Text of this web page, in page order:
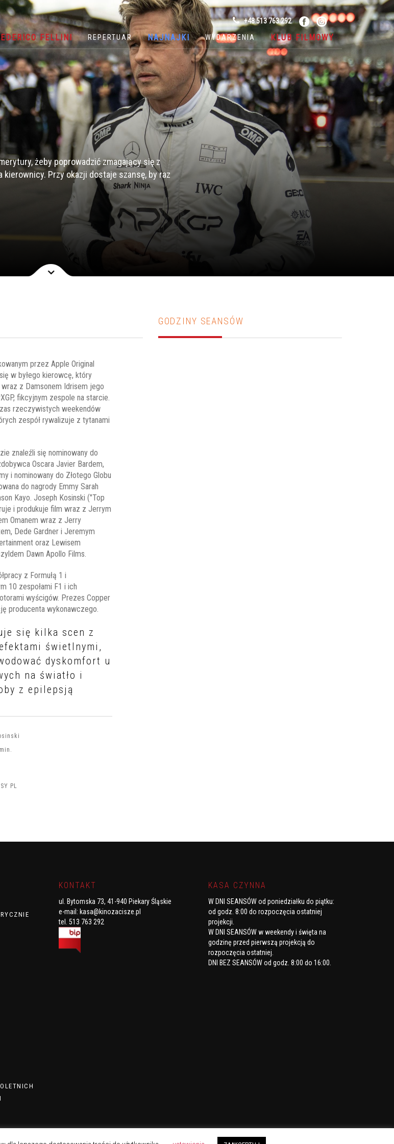
+48 513 763 292
FELLINI REPERTUAR NAJNAJKI WYDARZENIA KLUB FILMOWY
żeby poprowadzić zmagający się z
kierownicy. Przy okazji dostaje szansę, by raz
przez Apple Original
w byłego kierowcę, który
z Damsonem Idrisem jego
fikcyjnym zespole na starcie.
rzeczywistych weekendów
zespół rywalizuje z tytanami
znaleźli się nominowany do
Oscara Javier Bardem,
i nominowany do Złotego Globu
do nagrody Emmy Sarah
Kayo. Joseph Kosinski ("Top
i produkuje film wraz z Jerrym
Omanem wraz z Jerry
Dede Gardner i Jeremym
oraz Lewisem
Dawn Apollo Films.
z Formułą 1 i
10 zespołami F1 i ich
wyścigów. Prezes Copper
producenta wykonawczego.
się kilka scen z
świetlnymi,
dyskomfort u
na światło i
z epilepsją
PL
GODZINY SEANSÓW
KONTAKT
ul. Bytomska 73, 41-940 Piekary Śląskie
e-mail: kasa@kinozacisze.pl
tel. 513 763 292
KASA CZYNNA
W DNI SEANSÓW od poniedziałku do piątku:
od godz. 8:00 do rozpoczęcia ostatniej
projekcji.
W DNI SEANSÓW w weekendy i święta na
godzinę przed pierwszą projekcją do
rozpoczęcia ostatniej.
DNI BEZ SEANSÓWod godz. 8:00 do 16:00.